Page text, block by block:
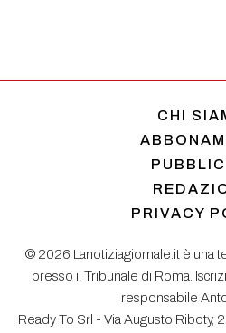
CHI
PRIVACY
© 2026 Lanotiziagiornale.it è una
presso il Tribunale di Roma.
responsabile
Ready To Srl - Via Augusto Riboty,